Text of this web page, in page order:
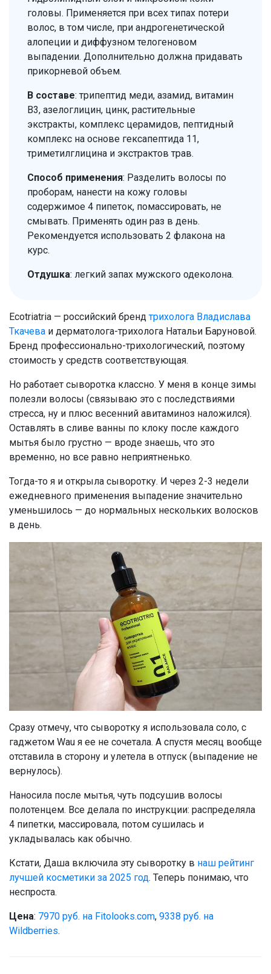
головы. Применяется при всех типах потери
волос, в том числе, при андрогенетической
алопеции и диффузном телогеновом
выпадении. Дополнительно должна придавать
прикорневой объем.
В составе: трипептид меди, азамид, витамин
В3, азелоглицин, цинк, растительные
экстракты, комплекс церамидов, пептидный
комплекс на основе гексапептида 11,
триметилглицина и экстрактов трав.
Способ применения: Разделить волосы по
проборам, нанести на кожу головы
содержимое 4 пипеток, помассировать, не
смывать. Применять один раз в день.
Рекомендуется использовать 2 флакона на
курс.
Отдушка: легкий запах мужского одеколона.
Ecotriatria — российский брендтрихолога Владислава
Ткачева и дерматолога-трихолога Натальи Баруновой.
Бренд профессионально-трихологический, поэтому
стоимость у средств соответствующая.
Но работает сыворотка классно. У меня в конце зимы
полезли волосы (связываю это с последствиями
стресса, ну и плюс весенний авитаминоз наложился).
Оставлять в сливе ванны по клоку после каждого
мытья было грустно — вроде знаешь, что это
временно, но все равно неприятненько.
Тогда-то я и открыла сыворотку. И через 2-3 недели
ежедневного применения выпадение значительно
уменьшилось — до нормальных нескольких волосков
в день.
Сразу отмечу, что сыворотку я использовала соло, с
гаджетом Wau я ее не сочетала. А спустя месяц вообще
отставила в сторону и улетела в отпуск (выпадение не
вернулось).
Наносила после мытья, чуть подсушив волосы
полотенцем. Все делала по инструкции: распределяла
4 пипетки, массировала, потом сушилась и
укладывалась как обычно.
Кстати, Даша включила эту сыворотку в наш рейтинг
лучшей косметики за 2025 год. Теперь понимаю, что
неспроста.
Цена: 7970 руб. на Fitolooks.com, 9338 руб. на
Wildberries.